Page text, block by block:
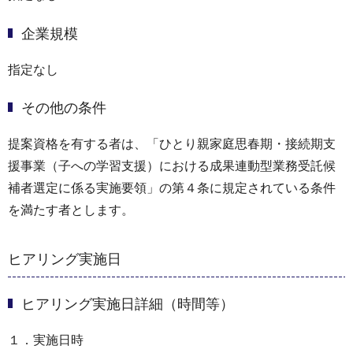
企業規模
指定なし
その他の条件
提案資格を有する者は、「ひとり親家庭思春期・接続期支
援事業（子への学習支援）における成果連動型業務受託候
補者選定に係る実施要領」の第４条に規定されている条件
を満たす者とします。
ヒアリング実施日
ヒアリング実施日詳細（時間等）
１．実施日時